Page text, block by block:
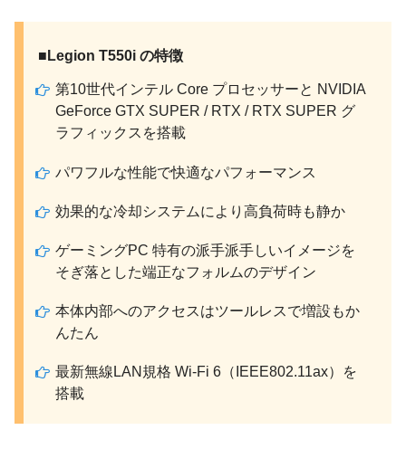
■Legion T550i の特徴
第10世代インテル Core プロセッサーと NVIDIA
GeForce GTX SUPER / RTX / RTX SUPER グ
ラフィックスを搭載
パワフルな性能で快適なパフォーマンス
効果的な冷却システムにより高負荷時も静か
ゲーミングPC 特有の派手派手しいイメージを
そぎ落とした端正なフォルムのデザイン
本体内部へのアクセスはツールレスで増設もか
んたん
最新無線LAN規格 Wi-Fi 6（IEEE802.11ax）を
搭載